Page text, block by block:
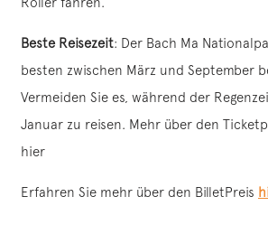
Beste Reisezeit: Der Bach Ma
besten zwischen März und September
Vermeiden Sie es, während der
Januar zu reisen. Mehr über den
hier
Erfahren Sie mehr über den BilletPreis